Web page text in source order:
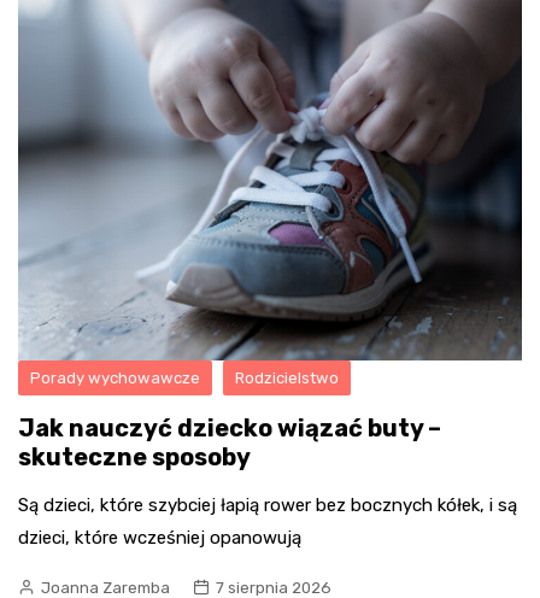
Porady wychowawcze Rodzicielstwo
Jak nauczyć dziecko wiązać buty –
skuteczne sposoby
Są dzieci, które szybciej łapią rower bez bocznych kółek, i są
dzieci, które wcześniej opanowują
Joanna Zaremba 7 sierpnia 2026